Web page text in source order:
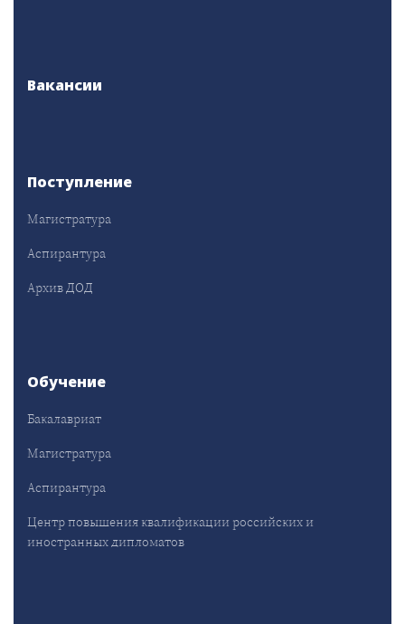
Вакансии
Поступление
Магистратура
Аспирантура
Архив ДОД
Обучение
Бакалавриат
Магистратура
Аспирантура
Центр повышения квалификации российских и
иностранных дипломатов